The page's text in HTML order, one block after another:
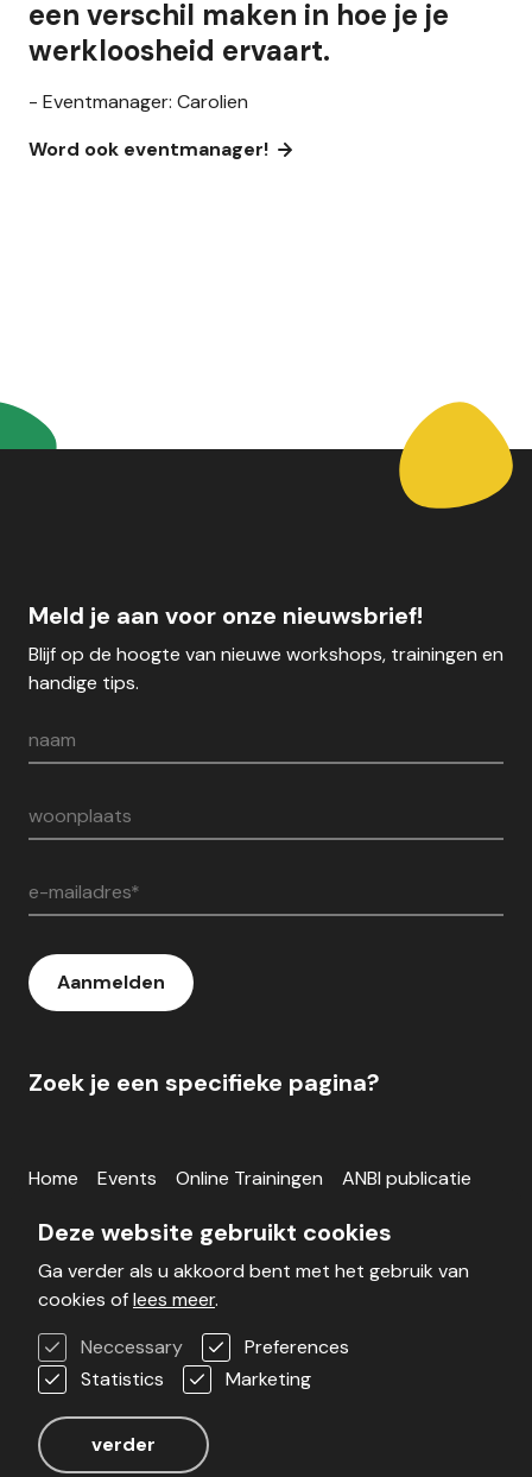
een verschil maken in hoe je je
werkloosheid ervaart.
- Eventmanager: Carolien
Word ook eventmanager!
Meld je aan voor onze nieuwsbrief!
Blijf op de hoogte van nieuwe workshops, trainingen en
handige tips.
naam
woonplaats
e-mailadres*
Aanmelden
Zoek je een specifieke pagina?
Home Events Online Trainingen
ANBI publicatie
Inloggen
Blog
Werken bij
Veelgestelde vragen
Deze website gebruikt cookies
Ga verder als u akkoord bent met het gebruik van
cookies oflees meer.
Neccessary
Preferences
Statistics
Marketing
verder